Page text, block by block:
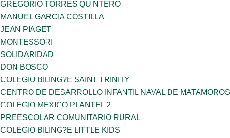
GREGORIO TORRES QUINTERO
MANUEL GARCIA COSTILLA
JEAN PIAGET
MONTESSORI
SOLIDARIDAD
DON BOSCO
COLEGIO BILING?E SAINT TRINITY
CENTRO DE DESARROLLO INFANTIL NAVAL DE MATAMOROS
COLEGIO MEXICO PLANTEL 2
PREESCOLAR COMUNITARIO RURAL
COLEGIO BILING?E LITTLE KIDS